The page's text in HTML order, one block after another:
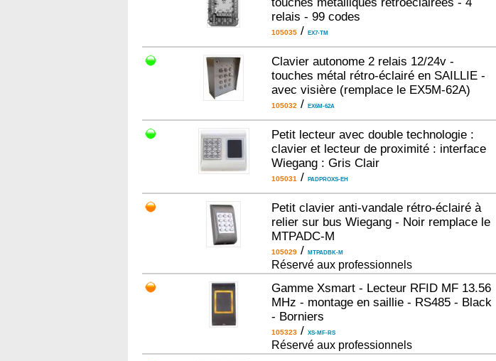
relais - 99 codes
105035/ EX7-TM
Clavier autonome 2 relais 12/24v -
touches métal rétro-éclairé en SAILLIE -
avec visière (remplace le EX5M-62A)
105032/ EX6M-62A
Petit lecteur avec double technologie :
clavier et lecteur de proximité : interface
Wiegang : Gris Clair
105031/ PADPROXS-EH
Petit clavier anti-vandale rétro-éclairé à
relier sur bus Wiegang - Noir remplace le
MTPADC-M
105029/ MTPADBK-M
Réservé aux professionnels
Gamme Xsmart - Lecteur RFID MF 13.56
MHz - montage en saillie - RS485 - Black
- Borniers
105323/ XS-MF-RS
Réservé aux professionnels